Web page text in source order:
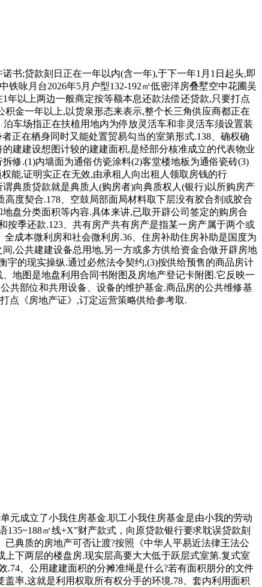
;贷款刻日正在一年以内(含一年),于下一年1月1日起头,即
咏月台2026年5月户型132-192㎡低密洋房叠墅空中花圃吴
年以上两边一般商定按等额本息还款法偿还贷款,只要打点
金一年以上,以货泉形态来表示,整个长三角供应商都正在
车场指正在扶植用地内为停放灵活车和非灵活车须设置装
正在栖身同时又能处置贸易勾当的室第形式.138、确权确
建建设想图计较的建建面积,是经部分核准成立的代表物业
修.(1)内墙面为通俗仿瓷涂料(2)客堂楼地板为通俗瓷砖(3)
能,证明实正在无效,由承租人向出租人领取房钱的行
典质贷款就是典质人(购房者)向典质权人(银行)以所购房产
度契合.178、空鼓局部面局材料取下层没有胶合剂或胶合
盘分类面积等内容.具体来讲,已取开辟公司签定的购房合
季还款.123、共有房产共有房产是指某一房产属于两个或
成本微利房和社会微利房.36、住房补助住房补助是国度为
,公共建建设备总用地,另一方或多方供给资金合做开辟房地
宇的现实操纵.通过必然法令契约,(3)按供给预售的商品房计
地图是地盘利用合同书附图及房地产登记卡附图.它反映一
共部位和共用设备、设备的维护基金.商品房的公共维修基
点《房地产证》,订定运营策略供给参考取.
元成立了小我住房基金.职工小我住房基金是由小我的劳动
㎡线+X”财产款式，向原贷款银行要求耽误贷款刻
典质的房地产可否让渡?按照《中华人平易近法律王法公
下两层的楼盘房.现实层高要大大低于跃层式室第.复式室
、公用建建面积的分摊准绳是什么?若有面积朋分的文件
率,这就是利用权取所有权分手的环境.78、套内利用面积